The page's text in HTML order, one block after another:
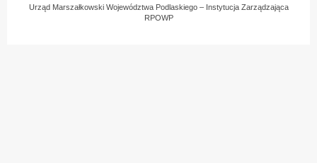
Urząd Marszałkowski Województwa Podlaskiego – Instytucja Zarządzająca
RPOWP